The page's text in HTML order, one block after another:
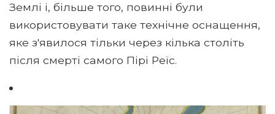
Землі і, більше того, повинні були
використовувати таке технічне оснащення,
яке з'явилося тільки через кілька століть
після смерті самого Пірі Реїс.